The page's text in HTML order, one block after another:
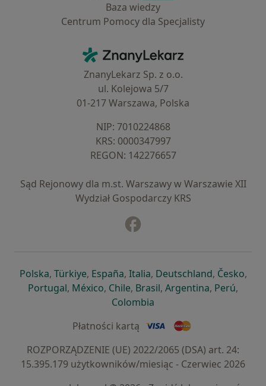
Baza wiedzy
Centrum Pomocy dla Specjalisty
ZnanyLekarz - Strona główna
ZnanyLekarz Sp. z o.o.
ul. Kolejowa 5/7
01-217 Warszawa, Polska
NIP: ⁠7010224868
KRS: ⁠0000347997
REGON: ⁠142276657
Sąd Rejonowy dla m.st. Warszawy w Warszawie XII
Wydział Gospodarczy KRS
Polskaotwiera się w nowej karcie
, Türkiyeotwiera się w nowej karcie
, Españaotwiera się w nowej karcie
, Italiaotwiera się w nowej
, Deutschlandotwiera się
, Česko,
Portugalotwiera się w nowej karcie
, Méxicootwiera się w nowej karcie
, Chileotwiera się w nowej karcie
, Brasilotwiera się w nowej
, Argentinaotwiera się
, Perú,
Colombia
Płatności kartą
ROZPORZĄDZENIE (UE) 2022/2065 (DSA) art. 24:
15.395.179 użytkowników/miesiąc - Czerwiec 2026